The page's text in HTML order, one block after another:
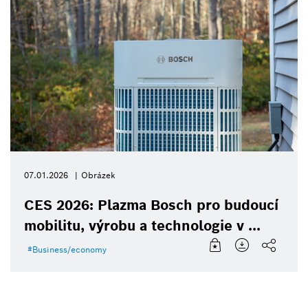
07.01.2026 Obrázek
CES 2026: Plazma Bosch pro budoucí
mobilitu, výrobu a technologie v ...
Business/economy